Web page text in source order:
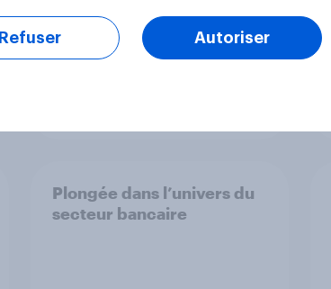
Plongée dans l’univers du
secteur bancaire
Refuser Autoriser